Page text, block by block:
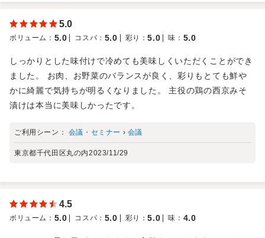
5.0
ボリューム ： 5.0 コスパ ： 5.0 彩り ：5.0 味 ： 5.0
しっかりとした味付けで冷めても美味しくいただくことができ
ました。 お肉、お野菜のバランスが良く、彩りもとても鮮や
かに綺麗で気持ちが明るくなりました。 主役の鶏の西京みそ
漬けは本当に美味しかったです。
ご利用シーン： 会議・セミナー › 会議
東京都千代田区丸の内2023/11/29
4.5
ボリューム ： 5.0 コスパ ： 5.0 彩り ：5.0 味 ： 4.0